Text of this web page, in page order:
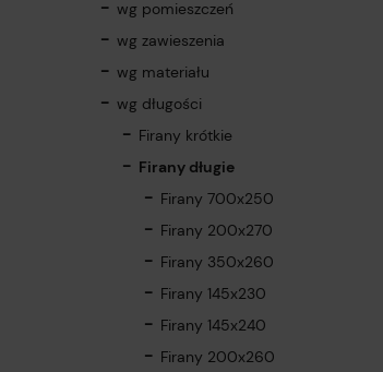
wg pomieszczeń
wg zawieszenia
wg materiału
wg długości
Firany krótkie
Firany długie
Firany 700x250
Firany 200x270
Firany 350x260
Firany 145x230
Firany 145x240
Firany 200x260